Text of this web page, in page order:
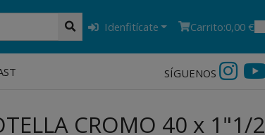
Idenfitícate Carrito:0,00 €
SÍGUENOS
CROMO 40 x 1"1/2